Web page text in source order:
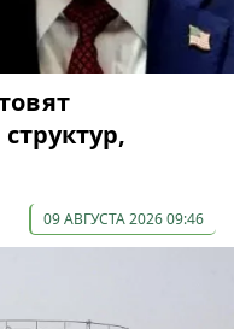
09 АВГУСТА 2026 09:46